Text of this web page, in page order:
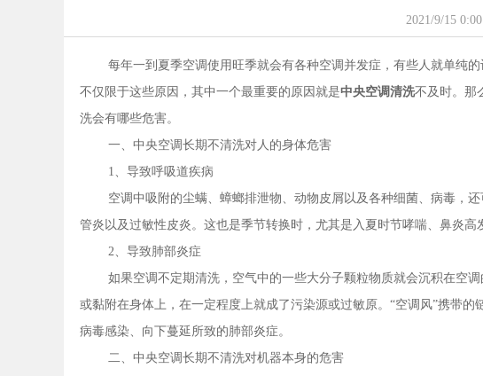
2021/9/15
每年一到夏季空调使用旺季就会有各种空调并发症，有些人就单纯
不仅限于这些原因，其中一个最重要的原因就是中央空调清洗不及时。那
洗会有哪些危害。
一、中央空调长期不清洗对人的身体危害
1、导致呼吸道疾病
空调中吸附的尘螨、蟑螂排泄物、动物皮屑以及各种细菌、病毒，
管炎以及过敏性皮炎。这也是季节转换时，尤其是入夏时节哮喘、鼻炎高
2、导致肺部炎症
如果空调不定期清洗，空气中的一些大分子颗粒物质就会沉积在空
或黏附在身体上，在一定程度上就成了污染源或过敏原。“空调风”携带
病毒感染、向下蔓延所致的肺部炎症。
二、中央空调长期不清洗对机器本身的危害